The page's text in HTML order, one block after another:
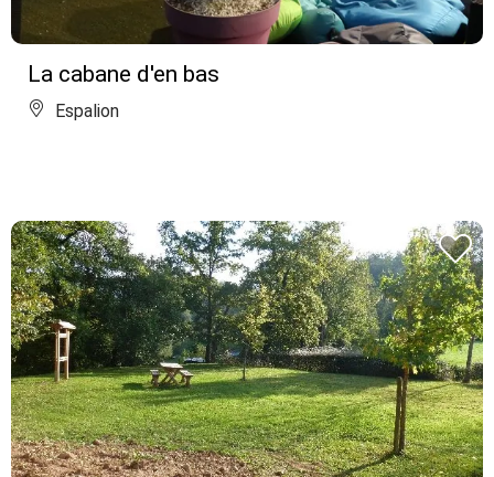
La cabane d'en bas
Espalion